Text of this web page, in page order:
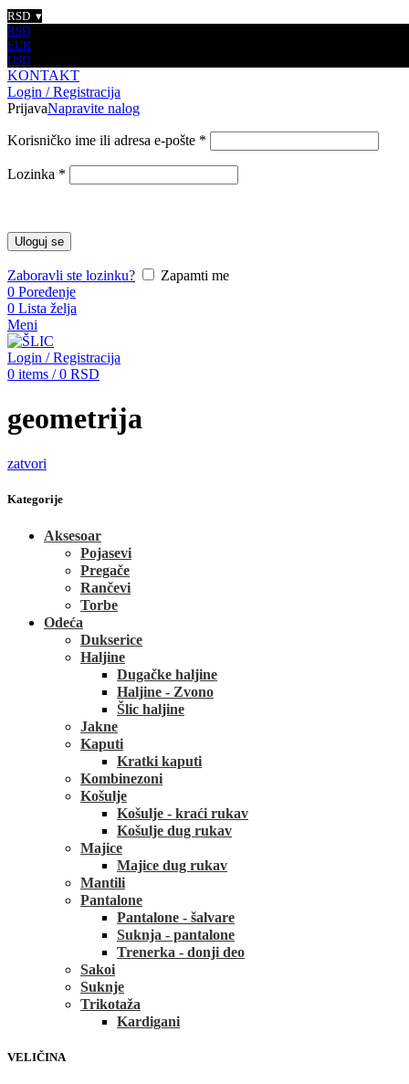
RSD
RSD
EUR
USD
KONTAKT
Login / Registracija
PrijavaNapravite nalog
Korisničko ime ili adresa e-pošte *
Lozinka *
Uloguj se
Zaboravli ste lozinku?
Zapamti me
0 Poređenje
0 Lista želja
Meni
Login / Registracija
0 items / 0 RSD
geometrija
zatvori
Kategorije
Aksesoar
Pojasevi
Pregače
Rančevi
Torbe
Odeća
Dukserice
Haljine
Dugačke haljine
Haljine - Zvono
Šlic haljine
Jakne
Kaputi
Kratki kaputi
Kombinezoni
Košulje
Košulje - kraći rukav
Košulje dug rukav
Majice
Majice dug rukav
Mantili
Pantalone
Pantalone - šalvare
Suknja - pantalone
Trenerka - donji deo
Sakoi
Suknje
Trikotaža
Kardigani
VELIČINA